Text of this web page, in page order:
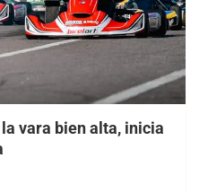
la vara bien alta, inicia